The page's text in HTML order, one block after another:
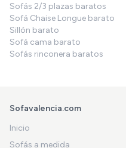
Sofás 2/3 plazas baratos
Sofá Chaise Longue barato
Sillón barato
Sofá cama barato
Sofás rinconera baratos
Sofavalencia.com
Inicio
Sofás a medida